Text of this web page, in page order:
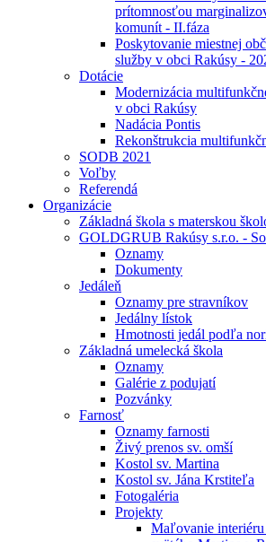
prítomnosťou
komunít - II.fáza
Poskytovanie miestnej
služby v obci Rakúsy -
Dotácie
Modernizácia
v obci Rakúsy
Nadácia Pontis
Rekonštrukcia
SODB 2021
Voľby
Referendá
Organizácie
Základná škola s materskou
GOLDGRUB Rakúsy s.r.o. -
Oznamy
Dokumenty
Jedáleň
Oznamy pre stravníkov
Jedálny lístok
Hmotnosti jedál podľa
Základná umelecká škola
Oznamy
Galérie z podujatí
Pozvánky
Farnosť
Oznamy farnosti
Živý prenos sv. omší
Kostol sv. Martina
Kostol sv. Jána Krstiteľa
Fotogaléria
Projekty
Maľovanie interiéru